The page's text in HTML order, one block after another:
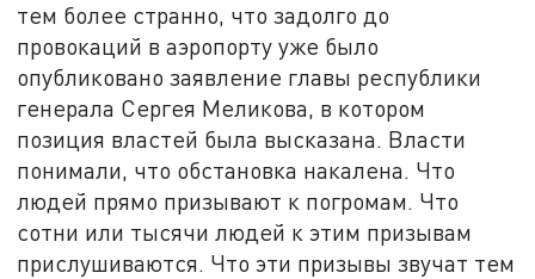
тем более странно, что задолго до
провокаций в аэропорту уже было
опубликовано заявление главы республики
генерала Сергея Меликова, в котором
позиция властей была высказана. Власти
понимали, что обстановка накалена. Что
людей прямо призывают к погромам. Что
сотни или тысячи людей к этим призывам
прислушиваются. Что эти призывы звучат тем